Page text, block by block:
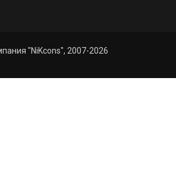
"NiKcons", 2007-2026